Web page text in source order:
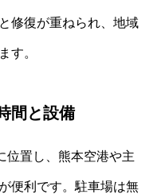
修復が重ねられ、地域
す。
間と設備
位置し、熊本空港や主
便利です。駐車場は無